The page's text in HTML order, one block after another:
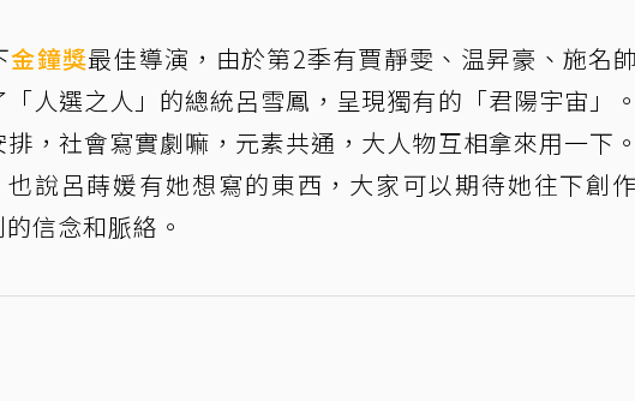
金鐘獎最佳導演，由於第2季有賈靜雯、温昇豪、施名
人選之人」的總統呂雪鳳，呈現獨有的「君陽宇宙」
，社會寫實劇嘛，元素共通，大人物互相拿來用一下
說呂蒔媛有她想寫的東西，大家可以期待她往下創
信念和脈絡。